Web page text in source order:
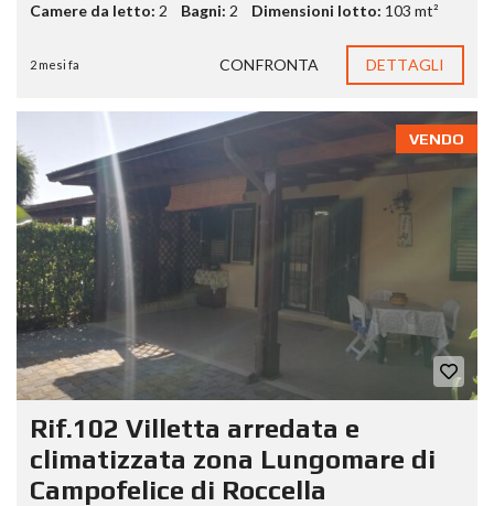
Camere da letto: 2 Bagni: 2 Dimensioni lotto: 103 mt²
2 mesi fa CONFRONTA DETTAGLI
VENDO
Rif.102 Villetta arredata e
climatizzata zona Lungomare di
Campofelice di Roccella